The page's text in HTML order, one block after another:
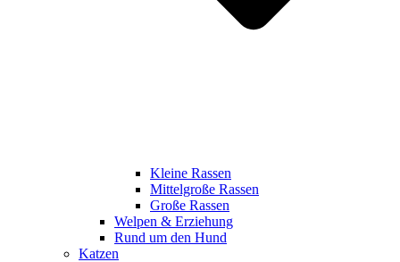
Kleine Rassen
Mittelgroße Rassen
Große Rassen
Welpen & Erziehung
Rund um den Hund
Katzen